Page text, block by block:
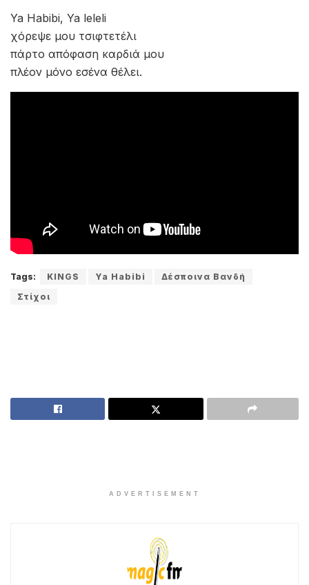
Ya Habibi, Ya leleli
χόρεψε μου τσιφτετέλι
πάρτο απόφαση καρδιά μου
πλέον μόνο εσένα θέλει.
Tags: KINGS Ya Habibi
Δέσποινα Βανδή
Στίχοι
ADVERTISEMENT